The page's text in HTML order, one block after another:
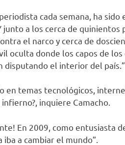
cada semana, ha
a los cerca de quinientos
el narco y cerca de
oculta donde los capos de
disputando el interior del país.”
en temas tecnológicos,
inquiere Camacho.
En 2009, como entusiasta
a cambiar el mundo”.